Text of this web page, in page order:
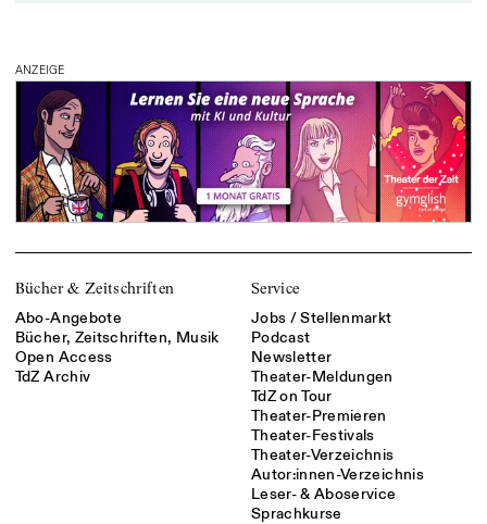
ANZEIGE
Bücher & Zeitschriften
Abo-Angebote
Bücher, Zeitschriften, Musik
Open Access
TdZ Archiv
Service
Jobs / Stellenmarkt
Podcast
Newsletter
Theater-Meldungen
TdZ on Tour
Theater-Premieren
Theater-Festivals
Theater-Verzeichnis
Autor:innen-Verzeichnis
Leser- & Aboservice
Sprachkurse